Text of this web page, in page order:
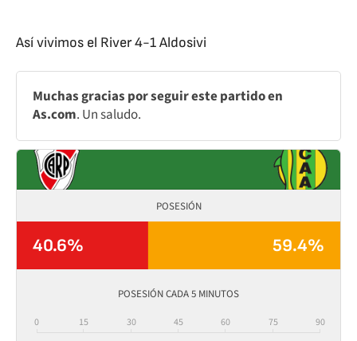
Así vivimos el River 4-1 Aldosivi
Muchas gracias por seguir este partido en
As.com. Un saludo.
POSESIÓN
40.6% 59.4%
POSESIÓN CADA 5 MINUTOS
0 15 30 45 60 75 90